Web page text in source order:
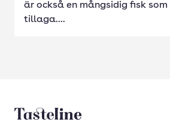
är också en mångsidig fisk
tillaga....
Tasteline startsida